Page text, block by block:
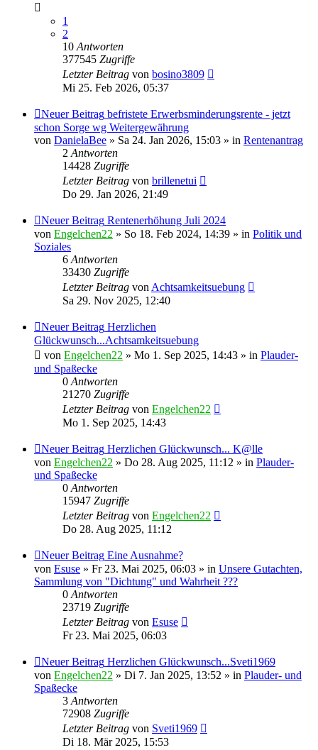
1
2
10Antworten
377545 Zugriffe
Letzter Beitrag von bosino3809
Mi 25. Feb 2026, 05:37
Neuer Beitrag befristete Erwerbsminderungsrente - jetzt
schon Sorge wg Weitergewährung
von DanielaBee » Sa 24. Jan 2026, 15:03 » in Rentenantrag
2Antworten
14428 Zugriffe
Letzter Beitrag von brillenetui
Do 29. Jan 2026, 21:49
Neuer Beitrag Rentenerhöhung Juli 2024
von Engelchen22 » So 18. Feb 2024, 14:39 » in Politik und
Soziales
6Antworten
33430 Zugriffe
Letzter Beitrag vonAchtsamkeitsuebung
Sa 29. Nov 2025, 12:40
Neuer Beitrag Herzlichen
Glückwunsch...Achtsamkeitsuebung
von Engelchen22 » Mo 1. Sep 2025, 14:43 » in Plauder-
und Spaßecke
0Antworten
21270 Zugriffe
Letzter Beitrag von Engelchen22
Mo 1. Sep 2025, 14:43
Neuer Beitrag Herzlichen Glückwunsch... K@lle
von Engelchen22 » Do 28. Aug 2025, 11:12 » in Plauder-
und Spaßecke
0Antworten
15947 Zugriffe
Letzter Beitrag von Engelchen22
Do 28. Aug 2025, 11:12
Neuer Beitrag Eine Ausnahme?
von Esuse » Fr 23. Mai 2025, 06:03 » in Unsere Gutachten,
Sammlung von "Dichtung" und Wahrheit ???
0Antworten
23719 Zugriffe
Letzter Beitrag von Esuse
Fr 23. Mai 2025, 06:03
Neuer Beitrag Herzlichen Glückwunsch...Sveti1969
von Engelchen22 » Di 7. Jan 2025, 13:52 » in Plauder- und
Spaßecke
3Antworten
72908 Zugriffe
Letzter Beitrag von Sveti1969
Di 18. Mär 2025, 15:53